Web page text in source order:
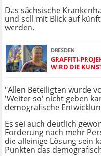
Das sächsische
und soll mit Blick auf
werden.
DRESDEN
GRAFFITI-
WIRD DIE
"Allen Beteiligten wurde
'Weiter so' nicht geben
demografische
Es sei auch deutlich
Forderung nach mehr
die alleinige Lösung sein
Punkten das